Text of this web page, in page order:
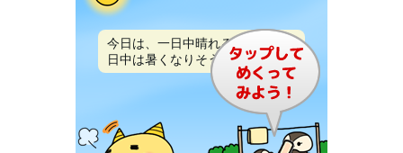
今日は、一日中晴れるでしょう。
日中は暑くなりそうです。